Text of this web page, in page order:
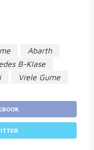
Abarth
B-Klase
Vrele Gume